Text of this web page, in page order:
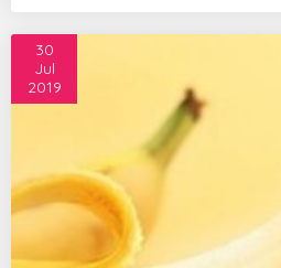
30
Jul
2019